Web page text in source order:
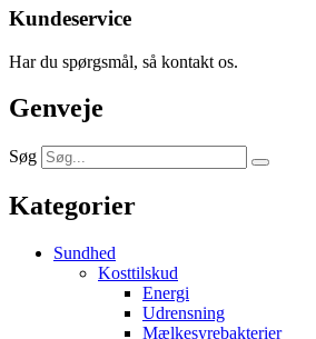
Kundeservice
Har du spørgsmål, så kontakt os.
Genveje
Søg
Kategorier
Sundhed
Kosttilskud
Energi
Udrensning
Mælkesyrebakterier